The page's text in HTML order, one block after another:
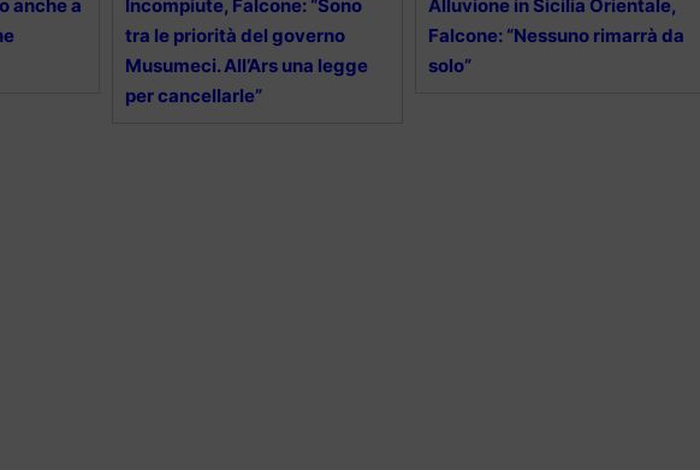
anche a
Incompiute, Falcone: “Sono
tra le priorità del governo
Musumeci. All’Ars una legge
per cancellarle”
Alluvione in Sicilia Orientale,
Falcone: “Nessuno rimarrà da
solo”